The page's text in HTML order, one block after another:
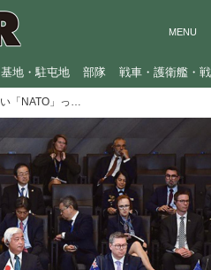
基地・駐屯地 部隊 戦車・護衛艦・